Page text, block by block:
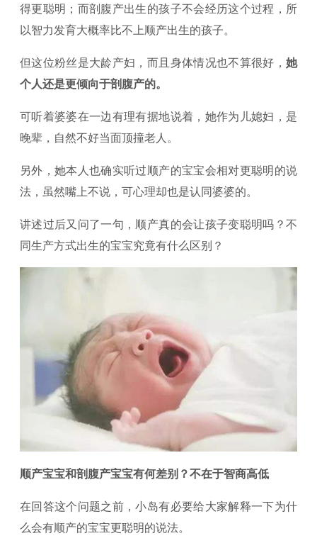
得更聪明；而剖腹产出生的孩子不会经历这个过程，所
以智力发育大概率比不上顺产出生的孩子。
但这位粉丝是大龄产妇，而且身体情况也不算很好， 她
个人还是更倾向于剖腹产的。
可听着婆婆在一边有理有据地说着，她作为儿媳妇，是
晚辈，自然不好当面顶撞老人。
另外，她本人也确实听过顺产的宝宝会相对更聪明的说
法，虽然嘴上不说，可心理却也是认同婆婆的。
讲述过后又问了一句，顺产真的会让孩子变聪明吗？不
同生产方式出生的宝宝究竟有什么区别？
顺产宝宝和剖腹产宝宝有何差别？不在于智商高低
在回答这个问题之前，小岛有必要给大家解释一下为什
么会有顺产的宝宝更聪明的说法。